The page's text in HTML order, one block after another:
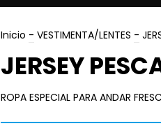
Inicio - VESTIMENTA/LENTES -
JERSEY
ROPA ESPECIAL PARA ANDAR